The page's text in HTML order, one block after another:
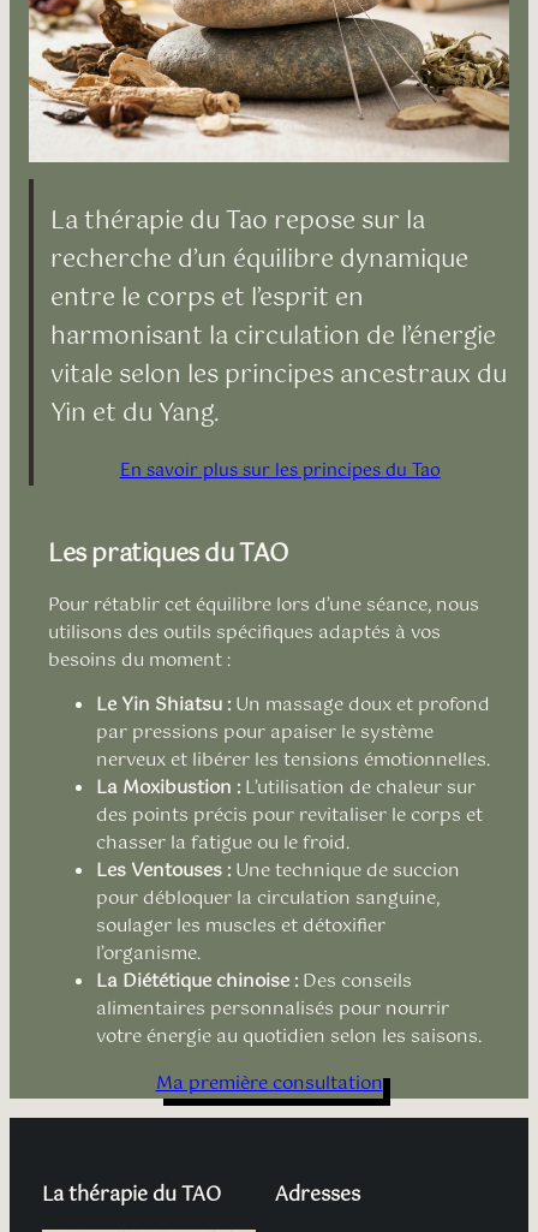
La thérapie du Tao repose sur la
recherche d’un équilibre dynamique
entre le corps et l’esprit en
harmonisant la circulation de l’énergie
vitale selon les principes ancestraux du
Yin et du Yang.
En savoir plus sur les principes du Tao
Les pratiques du TAO
Pour rétablir cet équilibre lors d’une séance, nous
utilisons des outils spécifiques adaptés à vos
besoins du moment :
Le Yin Shiatsu : Un massage doux et profond
par pressions pour apaiser le système
nerveux et libérer les tensions émotionnelles.
La Moxibustion : L’utilisation de chaleur sur
des points précis pour revitaliser le corps et
chasser la fatigue ou le froid.
Les Ventouses : Une technique de succion
pour débloquer la circulation sanguine,
soulager les muscles et détoxifier
l’organisme.
La Diététique chinoise : Des conseils
alimentaires personnalisés pour nourrir
votre énergie au quotidien selon les saisons.
Ma première consultation
La thérapie du TAO Adresses